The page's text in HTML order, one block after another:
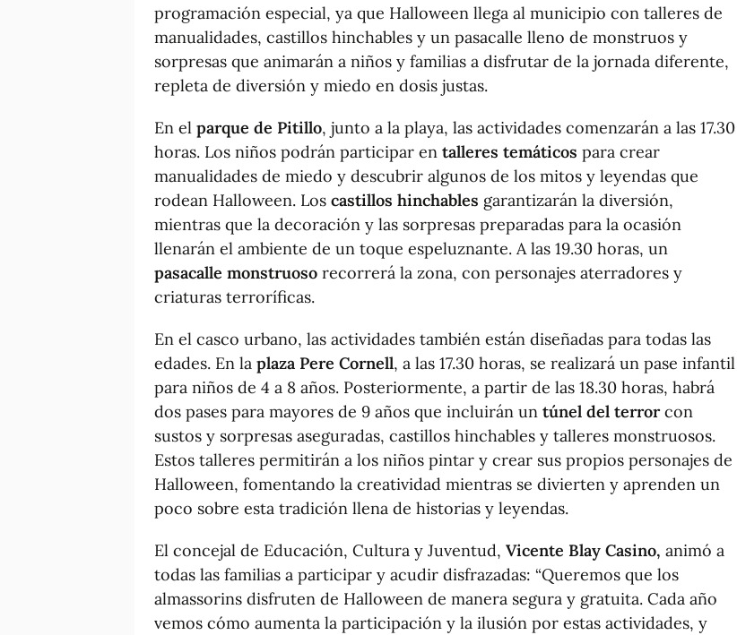
programación especial, ya que Halloween llega al municipio con talleres de
manualidades, castillos hinchables y un pasacalle lleno de monstruos y
sorpresas que animarán a niños y familias a disfrutar de la jornada diferente,
repleta de diversión y miedo en dosis justas.
En el parque de Pitillo, junto a la playa, las actividades comenzarán a las 17.30
horas. Los niños podrán participar en talleres temáticos para crear
manualidades de miedo y descubrir algunos de los mitos y leyendas que
rodean Halloween. Los castillos hinchables garantizarán la diversión,
mientras que la decoración y las sorpresas preparadas para la ocasión
llenarán el ambiente de un toque espeluznante. A las 19.30 horas, un
pasacalle monstruoso recorrerá la zona, con personajes aterradores y
criaturas terroríficas.
En el casco urbano, las actividades también están diseñadas para todas las
edades. En la plaza Pere Cornell, a las 17.30 horas, se realizará un pase infantil
para niños de 4 a 8 años. Posteriormente, a partir de las 18.30 horas, habrá
dos pases para mayores de 9 años que incluirán un túnel del terrorcon
sustos y sorpresas aseguradas, castillos hinchables y talleres monstruosos.
Estos talleres permitirán a los niños pintar y crear sus propios personajes de
Halloween, fomentando la creatividad mientras se divierten y aprenden un
poco sobre esta tradición llena de historias y leyendas.
El concejal de Educación, Cultura y Juventud, Vicente Blay Casino, animó a
todas las familias a participar y acudir disfrazadas: “Queremos que los
almassorins disfruten de Halloween de manera segura y gratuita. Cada año
vemos cómo aumenta la participación y la ilusión por estas actividades, y